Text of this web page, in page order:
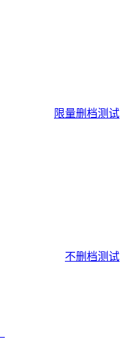
限量删档测试
不删档测试